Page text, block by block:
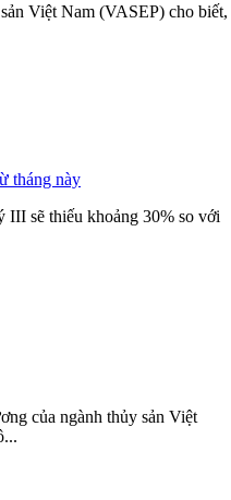
Việt Nam (VASEP) cho biết,
tháng này
III sẽ thiếu khoảng 30% so với
của ngành thủy sản Việt